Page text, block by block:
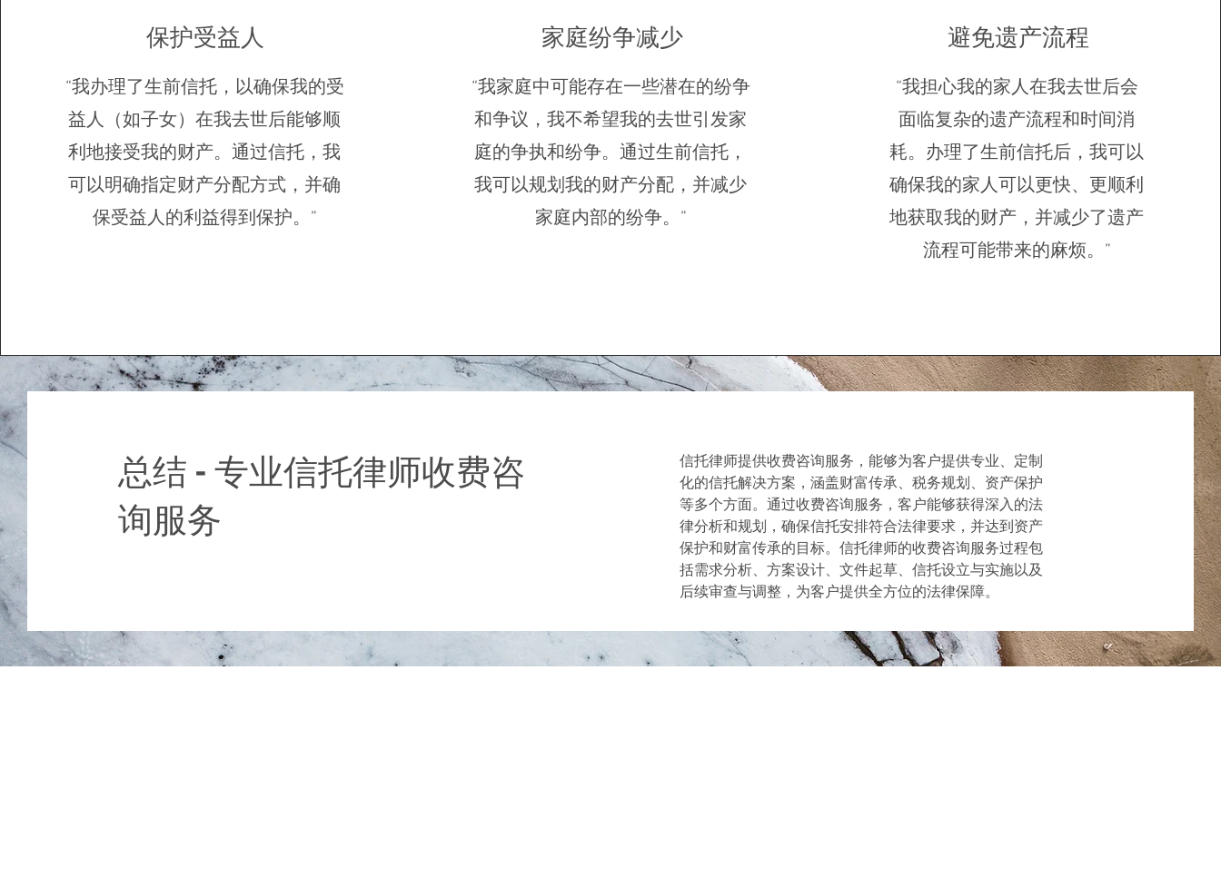
保护受益人
“我办理了生前信托，以确保我的受
益人（如子女）在我去世后能够顺
利地接受我的财产。通过信托，我
可以明确指定财产分配方式，并确
保受益人的利益得到保护。”
家庭纷争减少
“我家庭中可能存在一些潜在的纷争
和争议，我不希望我的去世引发家
庭的争执和纷争。通过生前信托，
我可以规划我的财产分配，并减少
家庭内部的纷争。”
避免遗产流程
“我担心我的家人在我去世后会
面临复杂的遗产流程和时间消
耗。办理了生前信托后，我可以
确保我的家人可以更快、更顺利
地获取我的财产，并减少了遗产
流程可能带来的麻烦。”
​总结 - 专业信托律师收费咨
询服务
信托律师提供收费咨询服务，能够为客户提供专业、定制
化的信托解决方案，涵盖财富传承、税务规划、资产保护
等多个方面。通过收费咨询服务，客户能够获得深入的法
律分析和规划，确保信托安排符合法律要求，并达到资产
保护和财富传承的目标。信托律师的收费咨询服务过程包
括需求分析、方案设计、文件起草、信托设立与实施以及
后续审查与调整，为客户提供全方位的法律保障。